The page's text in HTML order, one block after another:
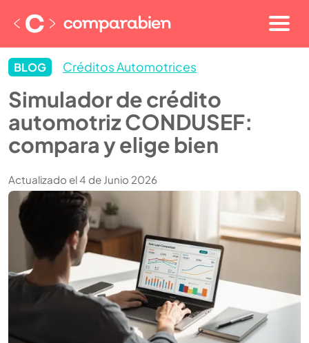
BLOG Créditos Automotrices
Simulador de crédito
automotriz CONDUSEF:
compara y elige bien
Actualizado el 4 de Junio 2026